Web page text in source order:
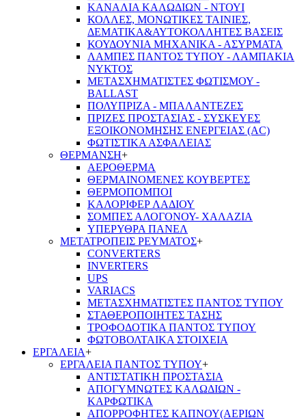
ΚΑΝΑΛΙΑ ΚΑΛΩΔΙΩΝ - ΝΤΟΥΙ
ΚΟΛΛΕΣ, ΜΟΝΩΤΙΚΕΣ ΤΑΙΝΙΕΣ,
ΔΕΜΑΤΙΚΑ&ΑΥΤΟΚΟΛΛΗΤΕΣ ΒΑΣΕΙΣ
ΚΟΥΔΟΥΝΙΑ ΜΗΧΑΝΙΚΑ - ΑΣΥΡΜΑΤΑ
ΛΑΜΠΕΣ ΠΑΝΤΟΣ ΤΥΠΟΥ - ΛΑΜΠΑΚΙΑ
ΝΥΚΤΟΣ
ΜΕΤΑΣΧΗΜΑΤΙΣΤΕΣ ΦΩΤΙΣΜΟΥ -
BALLAST
ΠΟΛΥΠΡΙΖΑ - ΜΠΑΛΑΝΤΕΖΕΣ
ΠΡΙΖΕΣ ΠΡΟΣΤΑΣΙΑΣ - ΣΥΣΚΕΥΕΣ
ΕΞΟΙΚΟΝΟΜΗΣΗΣ ΕΝΕΡΓΕΙΑΣ (AC)
ΦΩΤΙΣΤΙΚΑ ΑΣΦΑΛΕΙΑΣ
ΘΕΡΜΑΝΣΗ+
ΑΕΡΟΘΕΡΜΑ
ΘΕΡΜΑΙΝΟΜΕΝΕΣ ΚΟΥΒΕΡΤΕΣ
ΘΕΡΜΟΠΟΜΠΟΙ
ΚΑΛΟΡΙΦΕΡ ΛΑΔΙΟΥ
ΣΟΜΠΕΣ ΑΛΟΓΟΝΟΥ- ΧΑΛΑΖΙΑ
ΥΠΕΡΥΘΡΑ ΠΑΝΕΛ
ΜΕΤΑΤΡΟΠΕΙΣ ΡΕΥΜΑΤΟΣ+
CONVERTERS
INVERTERS
UPS
VARIACS
ΜΕΤΑΣΧΗΜΑΤΙΣΤΕΣ ΠΑΝΤΟΣ ΤΥΠΟΥ
ΣΤΑΘΕΡΟΠΟΙΗΤΕΣ ΤΑΣΗΣ
ΤΡΟΦΟΔΟΤΙΚΑ ΠΑΝΤΟΣ ΤΥΠΟΥ
ΦΩΤΟΒΟΛΤΑΙΚΑ ΣΤΟΙΧΕΙΑ
ΕΡΓΑΛΕΙΑ+
ΕΡΓΑΛΕΙΑ ΠΑΝΤΟΣ ΤΥΠΟΥ+
ΑΝΤΙΣΤΑΤΙΚΗ ΠΡΟΣΤΑΣΙΑ
ΑΠΟΓΥΜΝΩΤΕΣ ΚΑΛΩΔΙΩΝ -
ΚΑΡΦΩΤΙΚΑ
ΑΠΟΡΡΟΦΗΤΕΣ ΚΑΠΝΟΥ(ΑΕΡΙΩΝ